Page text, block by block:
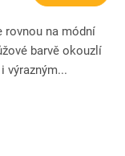
rovnou na módní
barvě okouzlí
výrazným...